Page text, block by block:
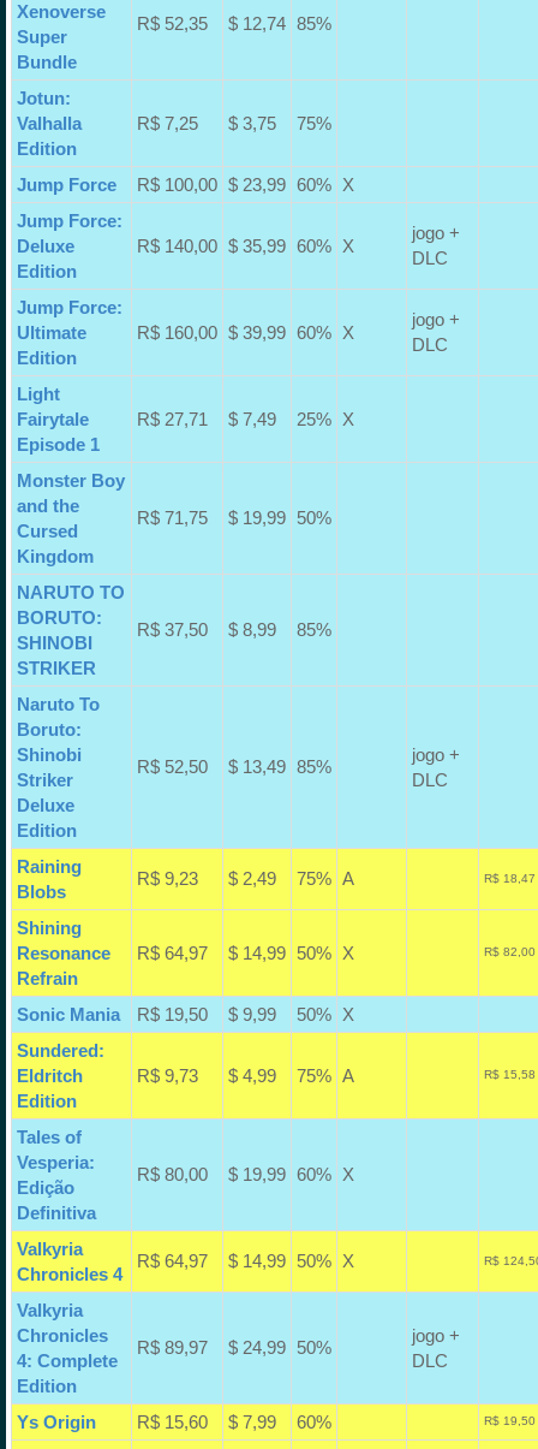
Xenoverse
Super
Bundle
R$ 52,35 $ 12,74 85%
Jotun:
Valhalla
Edition
R$ 7,25 $ 3,75 75%
Jump Force R$ 100,00 $ 23,99 60%
X
Jump Force:
Deluxe
Edition
R$ 140,00 $ 35,99 60% X
jogo +
DLC
Jump Force:
Ultimate
Edition
R$ 160,00 $ 39,99 60% X
jogo +
DLC
Light
Fairytale
Episode 1
R$ 27,71 $ 7,49 25% X
Monster Boy
and the
Cursed
Kingdom
R$ 71,75 $ 19,99 50%
NARUTO TO
BORUTO:
SHINOBI
STRIKER
R$ 37,50 $ 8,99 85%
Naruto To
Boruto:
Shinobi
Striker
Deluxe
Edition
R$ 52,50 $ 13,49 85%
jogo +
DLC
Raining
Blobs
R$ 9,23 $ 2,49 75% A R$
Shining
Resonance
Refrain
R$ 64,97 $ 14,99 50% X R$
Sonic Mania R$ 19,50 $ 9,99 50%
X
Sundered:
Eldritch
Edition
R$ 9,73 $ 4,99 75% A R$
Tales of
Vesperia:
Edição
Definitiva
R$ 80,00 $ 19,99 60% X
Valkyria
Chronicles 4
R$ 64,97 $ 14,99 50% X R$
Valkyria
Chronicles
4: Complete
Edition
R$ 89,97 $ 24,99 50%
jogo +
DLC
Ys Origin R$ 15,60 $ 7,99 60% R$